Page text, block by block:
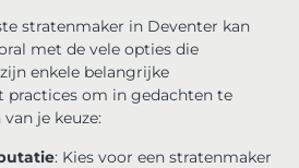
stratenmaker in Deventer kan
met de vele opties die
enkele belangrijke
practices om in gedachten te
je keuze:
: Kies voor een stratenmaker